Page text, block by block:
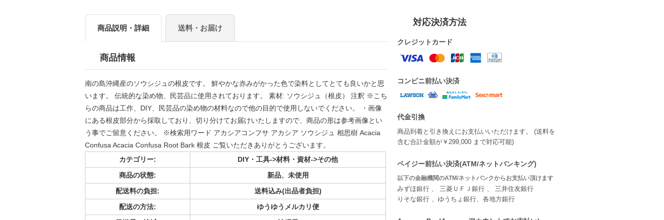
商品説明・詳細 送料・お届け
商品情報
南の島沖縄産のソウシジュの根皮です。 鮮やかな赤みがかった色で染料としてとても良いかと思
います。 伝統的な染め物、民芸品に使用されております。 素材: ソウシジュ（根皮） 注釈 ※こち
らの商品は工作、DIY、民芸品の染め物の材料なので他の目的で使用しないでください。 ・画像
にある根皮部分から採取しており、切り分けてお届けいたしますので、商品の形は参考画像とい
う事でご留意ください。 ※検索用ワード アカシアコンフサ アカシア ソウシジュ 相思樹 Acacia
Confusa Acacia Confusa Root Bark 根皮 ご覧いただきありがとうございます。
カテゴリー:
DIY・工具->材料・資材->その他
商品の状態:
新品、未使用
配送料の負担:
送料込み(出品者負担)
配送の方法:
ゆうゆうメルカリ便
対応決済方法
クレジットカード
コンビニ前払い決済
代金引換
商品到着と引き換えにお支払いいただけます。 (送料を
含む合計金額が￥299,000 まで対応可能)
ペイジー前払い決済(ATM/ネットバンキング)
以下の金融機関のATM/ネットバンクからお支払い頂けます
みずほ銀行 、 三菱ＵＦＪ銀行 、 三井住友銀行
りそな銀行 、ゆうちょ銀行、各地方銀行